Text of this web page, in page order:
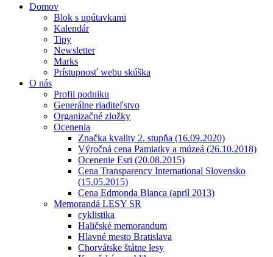
Domov
Blok s upútavkami
Kalendár
Tipy
Newsletter
Marks
Prístupnosť webu skúška
O nás
Profil podniku
Generálne riaditeľstvo
Organizačné zložky
Ocenenia
Značka kvality 2. stupňa (16.09.2020)
Výročná cena Pamiatky a múzeá (26.10.2018)
Ocenenie Esri (20.08.2015)
Cena Transparency International Slovensko
(15.05.2015)
Cena Edmonda Blanca (apríl 2013)
Memorandá LESY SR
cyklistika
Haličské memorandum
Hlavné mesto Bratislava
Chorvátske štátne lesy